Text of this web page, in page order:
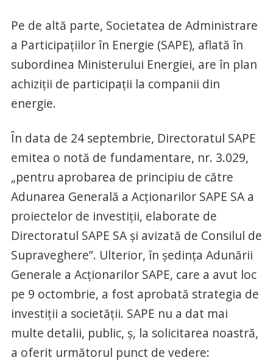
Pe de altă parte, Societatea de Administrare
a Participaţiilor în Energie (SAPE), aflată în
subordinea Ministerului Energiei, are în plan
achiziţii de participaţii la companii din
energie.
În data de 24 septembrie, Directoratul SAPE
emitea o notă de fundamentare, nr. 3.029,
„pentru aprobarea de principiu de către
Adunarea Generală a Acționarilor SAPE SA a
proiectelor de investiții, elaborate de
Directoratul SAPE SA și avizată de Consilul de
Supraveghere”. Ulterior, în şedinţa Adunării
Generale a Acţionarilor SAPE, care a avut loc
pe 9 octombrie, a fost aprobată strategia de
investiţii a societăţii. SAPE nu a dat mai
multe detalii, public, ş, la solicitarea noastră,
a oferit următorul punct de vedere: